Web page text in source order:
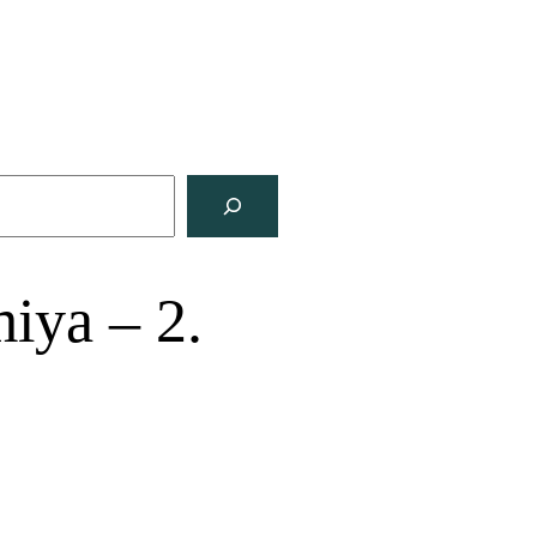
– 2.